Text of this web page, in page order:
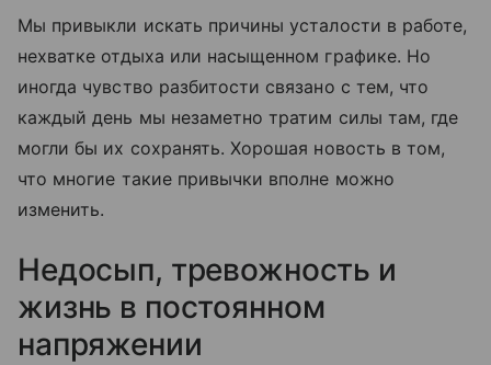
Мы привыкли искать причины усталости в работе,
нехватке отдыха или насыщенном графике. Но
иногда чувство разбитости связано с тем, что
каждый день мы незаметно тратим силы там, где
могли бы их сохранять. Хорошая новость в том,
что многие такие привычки вполне можно
изменить.
Недосып, тревожность и
жизнь в постоянном
напряжении